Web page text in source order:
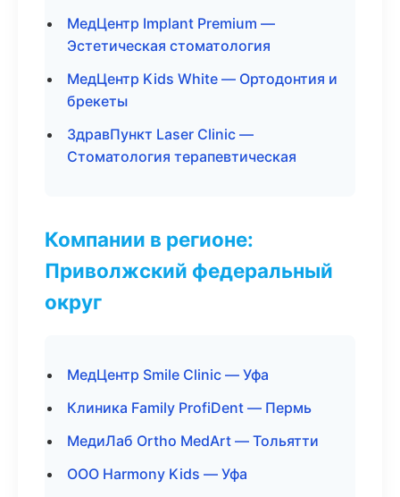
МедЦентр Implant Premium —
Эстетическая стоматология
МедЦентр Kids White — Ортодонтия и
брекеты
ЗдравПункт Laser Clinic —
Стоматология терапевтическая
Компании в регионе:
Приволжский федеральный
округ
МедЦентр Smile Clinic — Уфа
Клиника Family ProfiDent — Пермь
МедиЛаб Ortho MedArt — Тольятти
ООО Harmony Kids — Уфа